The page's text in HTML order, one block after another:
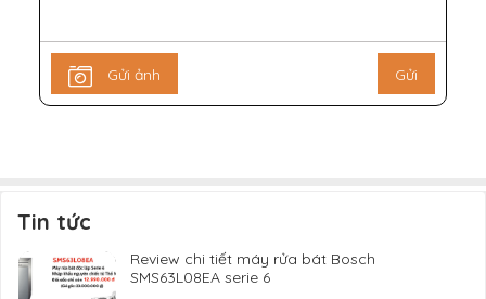
Gửi ảnh Gửi
Tin tức
Review chi tiết máy rửa bát Bosch
SMS63L08EA serie 6